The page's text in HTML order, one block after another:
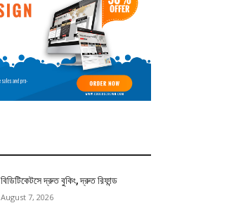
বিডিটিকেটসে দ্রুত বুকিং, দ্রুত রিফান্ড
August 7, 2026